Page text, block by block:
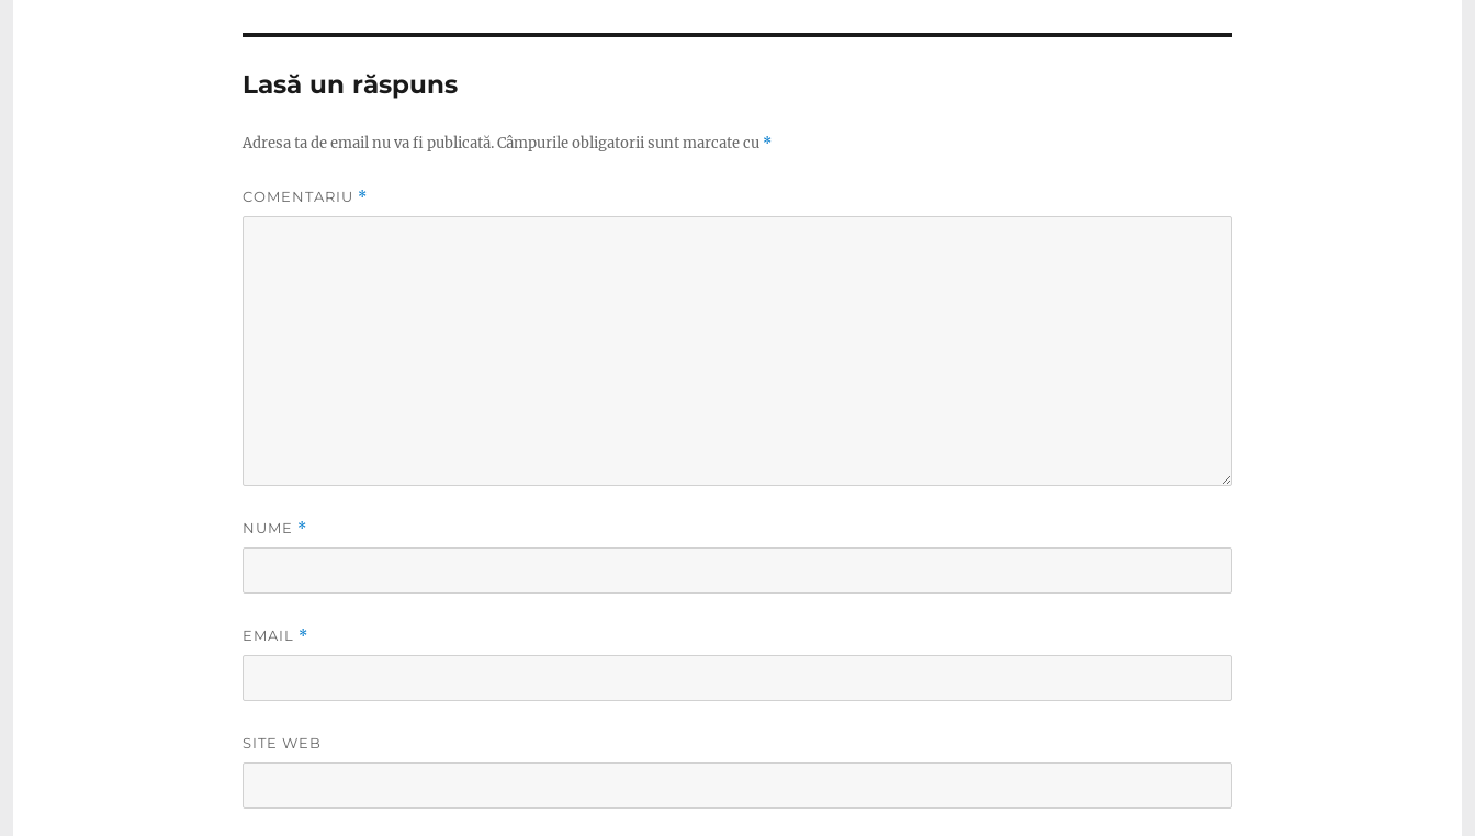
Lasă un răspuns
Adresa ta de email nu va fi publicată.Câmpurile obligatorii sunt marcate cu *
COMENTARIU *
NUME *
EMAIL *
SITE WEB